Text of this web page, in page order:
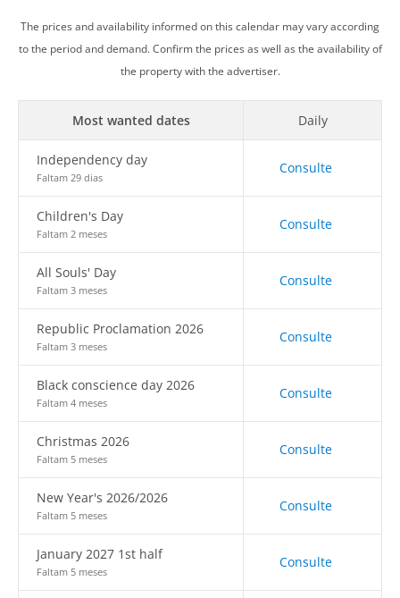
The prices and availability informed on this calendar may vary according
to the period and demand. Confirm the prices as well as the availability of
the property with the advertiser.
Most wanted dates Daily
Independency day
Faltam 29 dias
Consulte
Children's Day
Faltam 2 meses
Consulte
All Souls' Day
Faltam 3 meses
Consulte
Republic Proclamation 2026
Faltam 3 meses
Consulte
Black conscience day 2026
Faltam 4 meses
Consulte
Christmas 2026
Faltam 5 meses
Consulte
New Year's 2026/2026
Faltam 5 meses
Consulte
January 2027 1st half
Faltam 5 meses
Consulte